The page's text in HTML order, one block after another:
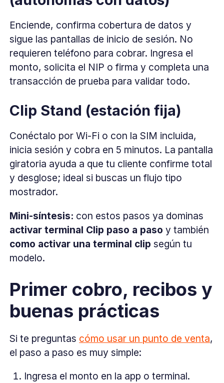
Enciende, confirma cobertura de datos y
sigue las pantallas de inicio de sesión. No
requieren teléfono para cobrar. Ingresa el
monto, solicita el NIP o firma y completa una
transacción de prueba para validar todo.
Clip Stand (estación fija)
Conéctalo por Wi-Fi o con la SIM incluida,
inicia sesión y cobra en 5 minutos. La pantalla
giratoria ayuda a que tu cliente confirme total
y desglose; ideal si buscas un flujo tipo
mostrador.
Mini-síntesis: con estos pasos ya dominas
activar terminal Clip paso a paso y también
como activar una terminal clip según tu
modelo.
Primer cobro, recibos y
buenas prácticas
Si te preguntas cómo usar un punto de venta,
el paso a paso es muy simple:
Ingresa el monto en la app o terminal.